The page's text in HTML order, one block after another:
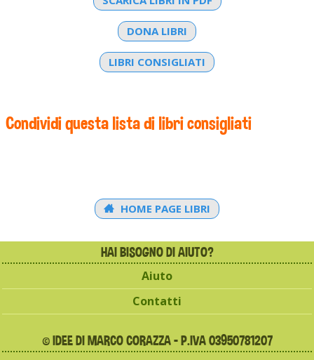
DONA LIBRI
LIBRI CONSIGLIATI
Condividi questa lista di libri consigliati
HOME PAGE LIBRI
HAI BISOGNO DI AIUTO?
Aiuto
Contatti
© IDEE DI MARCO CORAZZA - P.IVA 03950781207